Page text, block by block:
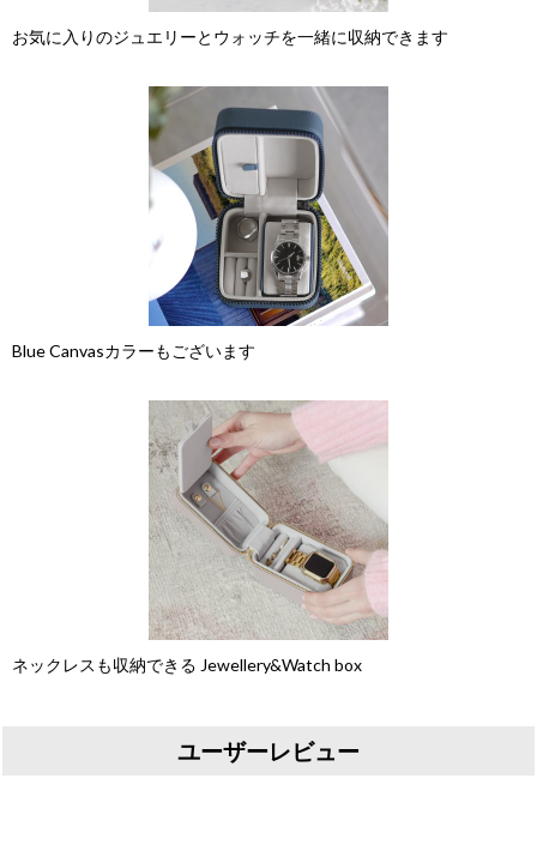
お気に入りのジュエリーとウォッチを一緒に収納できます
Blue Canvasカラーもございます
ネックレスも収納できる Jewellery&Watch box
ユーザーレビュー